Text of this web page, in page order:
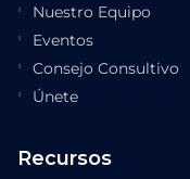
Nuestro Equipo
Eventos
Consejo Consultivo
Únete
Recursos